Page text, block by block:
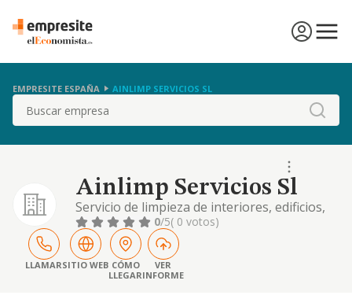
EMPRESITE ESPAÑA AINLIMP SERVICIOS SL
Buscar
Ainlimp Servicios Sl
Servicio de limpieza de interiores, edificios,
oficinas, establecimientos comerciales,
residencias, centros sanitarios y
establecimientos industriales. otros
0/5( 0 votos)
LLAMARSITIO WEB CÓMO
LLEGAR
VER
INFORME